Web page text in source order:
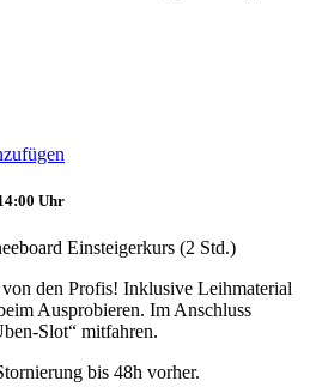
Uhr
Einsteigerkurs (2 Std.)
den Profis! Inklusive Leihmaterial
Ausprobieren. Im Anschluss
Slot“ mitfahren.
bis 48h vorher.